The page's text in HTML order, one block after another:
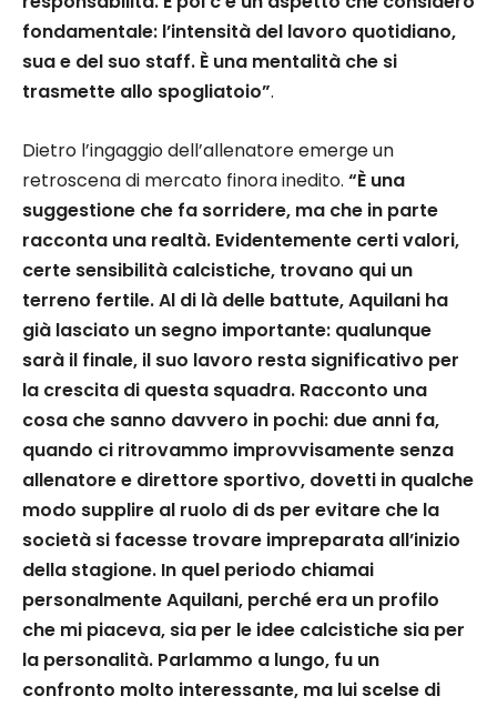
fondamentale: l’intensità del lavoro quotidiano,
sua e del suo staff. È una mentalità che si
trasmette allo spogliatoio”.
Dietro l’ingaggio dell’allenatore emerge un
retroscena di mercato finora inedito. “È una
suggestione che fa sorridere, ma che in parte
racconta una realtà. Evidentemente certi valori,
certe sensibilità calcistiche, trovano qui un
terreno fertile. Al di là delle battute, Aquilani ha
già lasciato un segno importante: qualunque
sarà il finale, il suo lavoro resta significativo per
la crescita di questa squadra. Racconto una
cosa che sanno davvero in pochi: due anni fa,
quando ci ritrovammo improvvisamente senza
allenatore e direttore sportivo, dovetti in qualche
modo supplire al ruolo di ds per evitare che la
società si facesse trovare impreparata all’inizio
della stagione. In quel periodo chiamai
personalmente Aquilani, perché era un profilo
che mi piaceva, sia per le idee calcistiche sia per
la personalità. Parlammo a lungo, fu un
confronto molto interessante, ma lui scelse di